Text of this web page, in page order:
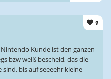
1
Kunde ist den ganzen
bzw weiß bescheid, das die
sind, bis auf seeeehr kleine